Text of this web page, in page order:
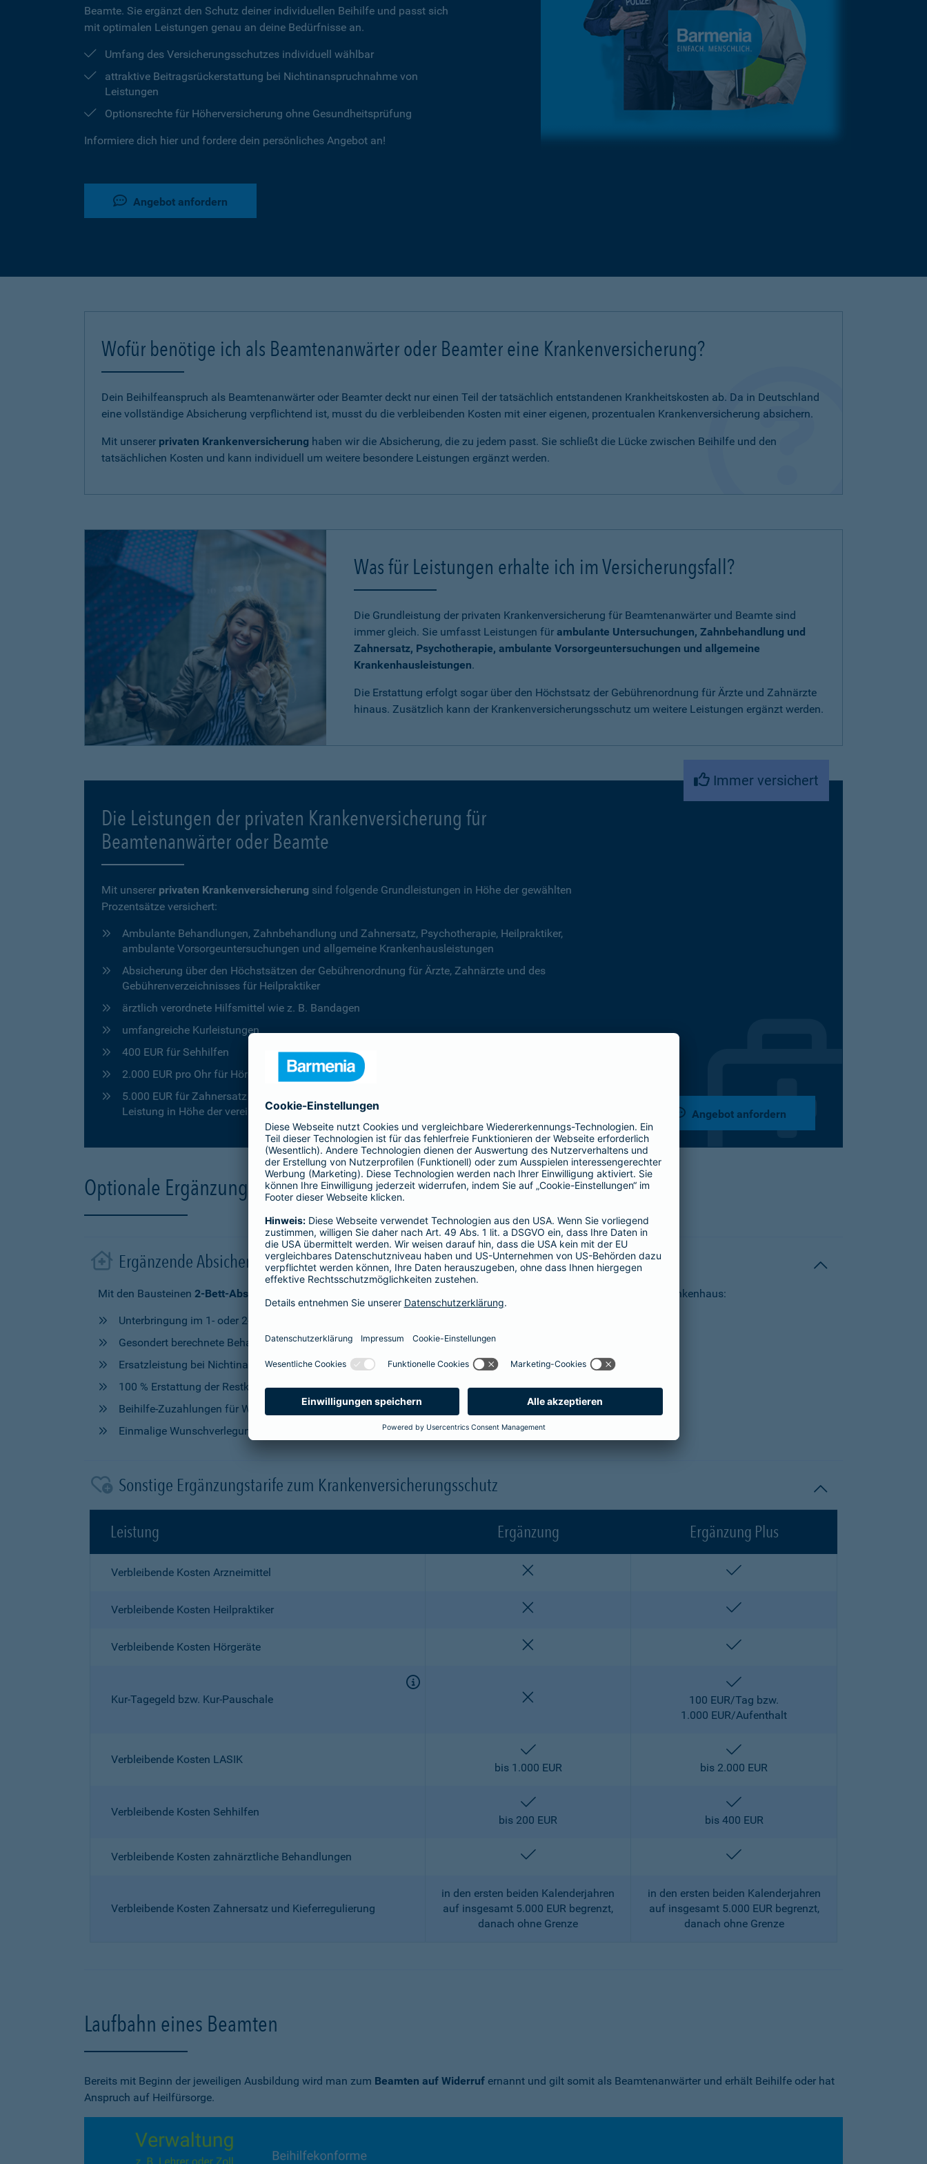
Beamte. Sie ergänzt den Schutz deiner individuellen Beihilfe und passt sich
mit optimalen Leistungen genau an deine Bedürfnisse an.
Umfang des Versicherungsschutzes individuell wählbar
attraktive Beitragsrückerstattung bei Nichtinanspruchnahme von
Leistungen
Optionsrechte für Höherversicherung ohne Gesundheitsprüfung
Informiere dich hier und fordere dein persönliches Angebot an!
Angebot anfordern
Wofür benötige ich als Beamtenanwärter oder Beamter eine Krankenversicherung?
Dein Beihilfeanspruch als Beamtenanwärter oder Beamter deckt nur einen Teil der tatsächlich entstandenen Krankheitskosten ab. Da in Deutschland
eine vollständige Absicherung verpflichtend ist, musst du die verbleibenden Kosten mit einer eigenen, prozentualen Krankenversicherung absichern.
Mit unserer privaten Krankenversicherung haben wir die Absicherung, die zu jedem passt. Sie schließt die Lücke zwischen Beihilfe und den
tatsächlichen Kosten und kann individuell um weitere besondere Leistungen ergänzt werden.
Was für Leistungen erhalte ich im Versicherungsfall?
Die Grundleistung der privaten Krankenversicherung für Beamtenanwärter und Beamte sind
immer gleich. Sie umfasst Leistungen für ambulante Untersuchungen, Zahnbehandlung und
Zahnersatz, Psychotherapie, ambulante Vorsorgeuntersuchungen und allgemeine
Krankenhausleistungen.
Die Erstattung erfolgt sogar über den Höchstsatz der Gebührenordnung für Ärzte und Zahnärzte
hinaus. Zusätzlich kann der Krankenversicherungsschutz um weitere Leistungen ergänzt werden.
Immer versichert
Die Leistungen der privaten Krankenversicherung für
Beamtenanwärter oder Beamte
Mit unserer privaten Krankenversicherung sind folgende Grundleistungen in Höhe der gewählten
Prozentsätze versichert:
Ambulante Behandlungen, Zahnbehandlung und Zahnersatz, Psychotherapie, Heilpraktiker,
ambulante Vorsorgeuntersuchungen und allgemeine Krankenhausleistungen
Absicherung über den Höchstsätzen der Gebührenordnung für Ärzte, Zahnärzte und des
Gebührenverzeichnisses für Heilpraktiker
ärztlich verordnete Hilfsmittel wie z. B. Bandagen
umfangreiche Kurleistungen
400 EUR für Sehhilfen
2.000 EUR pro Ohr für Hörgeräte
5.000 EUR für Zahnersatz in den ersten beiden Kalenderjahren, ab dem dritten Jahr ist die
Leistung in Höhe der vereinbarten Prozentstufe unbegrenzt
Angebot anfordern
Optionale Ergänzungen für deine Krankenversicherung
Ergänzende Absicherung im Krankenhaus
Mit den Bausteinen 2-Bett-Absicherung sicherst du dir zusätzlich folgende Leistungen im Krankenhaus:
Unterbringung im 1- oder 2-Bettzimmer (je nach gewähltem Baustein)
Gesondert berechnete Behandlung durch einen Arzt oder eine Ärztin der Wahl ("Chefarztbehandlung")
Ersatzleistung bei Nichtinanspruchnahme der Wahlleistungen
100 % Erstattung der Restkosten, nach Vorleistung der Beihilfe
Beihilfe-Zuzahlungen für Wahlleistungen
Einmalige Wunschverlegung
Sonstige Ergänzungstarife zum Krankenversicherungsschutz
Leistung Ergänzung Ergänzung Plus
Verbleibende Kosten Arzneimittel
Verbleibende Kosten Heilpraktiker
Verbleibende Kosten Hörgeräte
Kur-Tagegeld bzw. Kur-Pauschale
100 EUR/Tag bzw.
1.000 EUR/Aufenthalt
Verbleibende Kosten LASIK
enthalten
bis 1.000 EUR
bis 2.000 EUR
Verbleibende Kosten Sehhilfen
enthalten
bis 200 EUR
bis 400 EUR
Verbleibende Kosten zahnärztliche Behandlungen enthalten
Verbleibende Kosten Zahnersatz und Kieferregulierung
in den ersten beiden Kalenderjahren
auf insgesamt 5.000 EUR begrenzt,
danach ohne Grenze
in den ersten beiden Kalenderjahren
auf insgesamt 5.000 EUR begrenzt,
danach ohne Grenze
Laufbahn eines Beamten
Bereits mit Beginn der jeweiligen Ausbildung wird man zum Beamten auf Widerruf ernannt und gilt somit als Beamtenanwärter und erhält Beihilfe oder hat
Anspruch auf Heilfürsorge.